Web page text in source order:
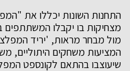
התחנות השונות יכללו את
מצחיקות בו יקבלו המשתתפים
מול מבחר מראות, 'יריד
המציעות משחקים היתוליים,
שיעוצבו בהתאם לקונספט